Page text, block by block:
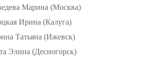
Марина (Москва)
Ирина (Калуга)
Татьяна (Ижевск)
Элина (Десногорск)